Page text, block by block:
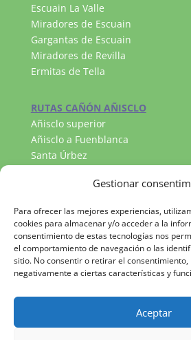
Gestionar
Para ofrecer las mejores experiencias,
cookies para almacenar y/o acceder a la
consentimiento de estas tecnologías nos
el comportamiento de navegación o las
sitio. No consentir o retirar el
negativamente a ciertas características y
Aceptar
Escuain La Valle
Miradores de Escuain
Gargantas de Escuain
Miradores de Revilla
Ermitas de Tella
RUTAS CAÑÓN AÑISCLO
Añisclo superior
Añisclo a Fuenblanca
Santa Úrbez
Llanos de la Larri
Lago Marboré